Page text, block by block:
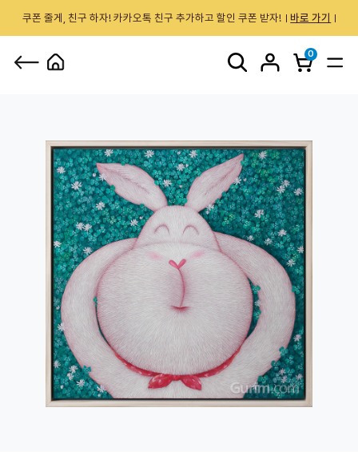
쿠폰 줄게, 친구 하자! 카카오톡 친구 추가하고 할인 쿠폰 받자! 바로 가기
0